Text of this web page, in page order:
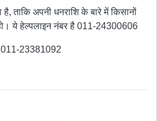
ताकि अपनी धनराशि के बारे में किसानों
ये हेल्पलाइन नंबर है 011-24300606
011-23381092